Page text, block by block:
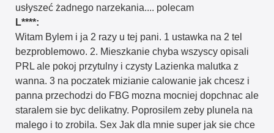
usłyszeć żadnego narzekania.... polecam
L****:
Witam Bylem i ja 2 razy u tej pani. 1 ustawka na 2 tel
bezproblemowo. 2. Mieszkanie chyba wszyscy opisali
PRL ale pokoj przytulny i czysty Lazienka malutka z
wanna. 3 na poczatek mizianie calowanie jak chcesz i
panna przechodzi do FBG mozna mocniej dopchnac ale
staralem sie byc delikatny. Poprosilem zeby plunela na
malego i to zrobila. Sex Jak dla mnie super jak sie chce